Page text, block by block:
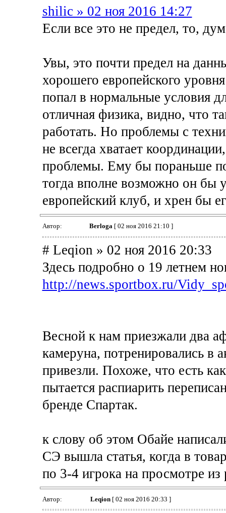
shilic » 02 ноя 2016 14:27
Если все это не предел, то,
Увы, это почти предел на
хорошего европейского
попал в нормальные условия
отличная физика, видно, что
работать. Но проблемы с
не всегда хватает
проблемы. Ему бы пораньше
тогда вполне возможно он бы
европейский клуб, и хрен бы
Автор: Berloga[ 02 ноя 2016 21:10 ]
# Leqion » 02 ноя 2016 20:33
Здесь подробно о 19 летнем
http://news.sportbox.ru/
Весной к нам приезжали два
камеруна, потренировались в
привезли. Похоже, что есть
пытается распиарить
бренде Спартак.
к слову об этом Обайе
СЭ вышла статья, когда в
по 3-4 игрока на просмотре
Автор: Leqion[ 02 ноя 2016 20:33 ]